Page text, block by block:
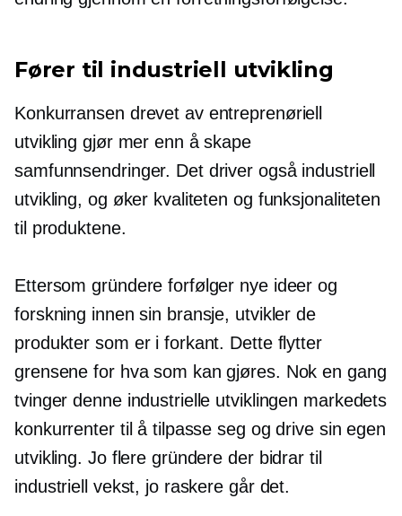
Fører til industriell utvikling
Konkurransen drevet av entreprenøriell
utvikling gjør mer enn å skape
samfunnsendringer. Det driver også industriell
utvikling, og øker kvaliteten og funksjonaliteten
til produktene.
Ettersom gründere forfølger nye ideer og
forskning innen sin bransje, utvikler de
produkter som er i forkant. Dette flytter
grensene for hva som kan gjøres. Nok en gang
tvinger denne industrielle utviklingen markedets
konkurrenter til å tilpasse seg og drive sin egen
utvikling. Jo flere gründere der bidrar til
industriell vekst, jo raskere går det.